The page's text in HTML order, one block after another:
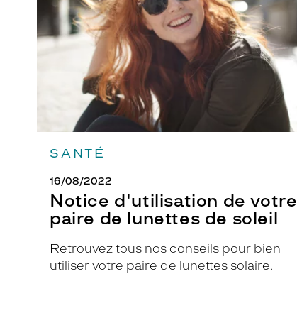
SANTÉ
16/08/2022
Notice d'utilisation de votre
paire de lunettes de soleil
Retrouvez tous nos conseils pour bien
utiliser votre paire de lunettes solaire.
paire
de
lunettes
de